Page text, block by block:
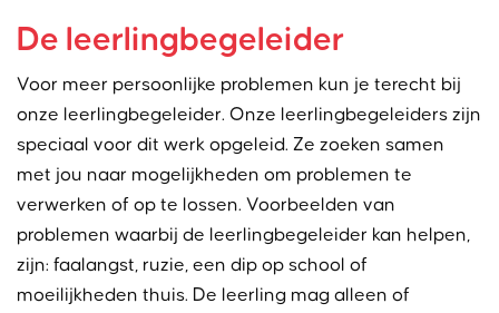
De leerlingbegeleider
Voor meer persoonlijke problemen kun je terecht bij
onze leerlingbegeleider. Onze leerlingbegeleiders zijn
speciaal voor dit werk opgeleid. Ze zoeken samen
met jou naar mogelijkheden om problemen te
verwerken of op te lossen. Voorbeelden van
problemen waarbij de leerlingbegeleider kan helpen,
zijn: faalangst, ruzie, een dip op school of
moeilijkheden thuis. De leerling mag alleen of